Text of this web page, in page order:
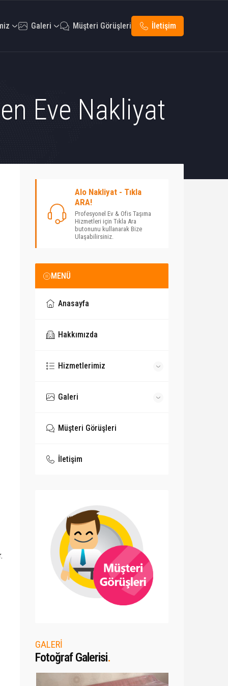
Galeri Müşteri Görüşleri İletişim
Eve Nakliyat
Alo Nakliyat - Tıkla
ARA!
Profesyonel Ev & Ofis Taşıma
Hizmetleri için Tıkla Ara
butonunu kullanarak Bize
Ulaşabilirsiniz.
MENÜ
Anasayfa
Hakkımızda
Hizmetlerimiz
Galeri
Müşteri Görüşleri
İletişim
GALERİ
Fotoğraf Galerisi.